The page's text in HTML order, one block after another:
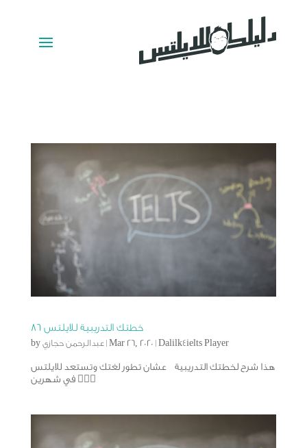
خطتك التدريبية للايلتس ٨٦
by عبدالرحمن حجازي | Mar 26, 2020 | Dalilk4ielts Player
هذا شرح لخطتك التدريبية عشان تطور لغتك وتستعد للايلتس
في شهرين 🙅🏻‍♂️